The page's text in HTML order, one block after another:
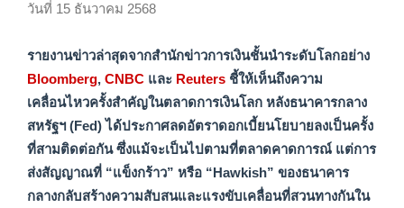
วันที่ 15 ธันวาคม 2568
รายงานข่าวล่าสุดจากสำนักข่าวการเงินชั้นนำระดับโลกอย่าง
Bloomberg, CNBC และ Reuters ชี้ให้เห็นถึงความ
เคลื่อนไหวครั้งสำคัญในตลาดการเงินโลก หลังธนาคารกลาง
สหรัฐฯ (Fed) ได้ประกาศลดอัตราดอกเบี้ยนโยบายลงเป็นครั้ง
ที่สามติดต่อกัน ซึ่งแม้จะเป็นไปตามที่ตลาดคาดการณ์ แต่การ
ส่งสัญญาณที่ “แข็งกร้าว” หรือ “Hawkish” ของธนาคาร
กลางกลับสร้างความสับสนและแรงขับเคลื่อนที่สวนทางกันใน